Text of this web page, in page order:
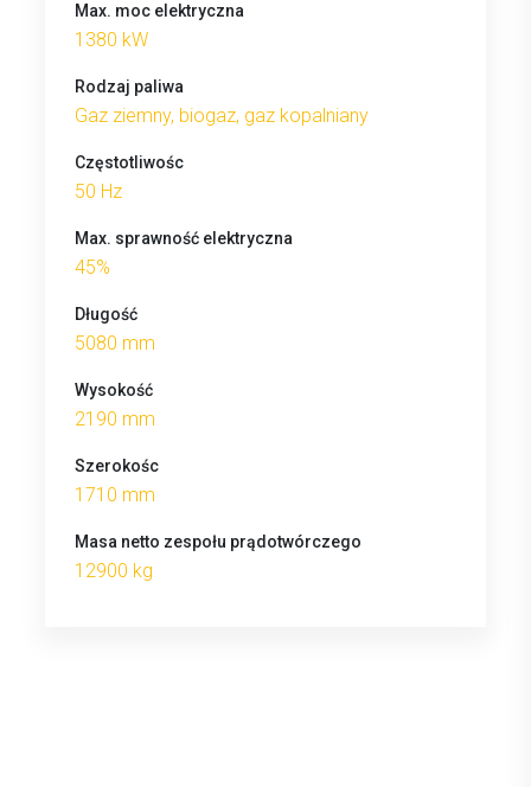
Max. moc elektryczna
1380 kW
Rodzaj paliwa
Gaz ziemny, biogaz, gaz kopalniany
Częstotliwośc
50 Hz
Max. sprawność elektryczna
45%
Długość
5080 mm
Wysokość
2190 mm
Szerokośc
1710 mm
Masa netto zespołu prądotwórczego
12900 kg